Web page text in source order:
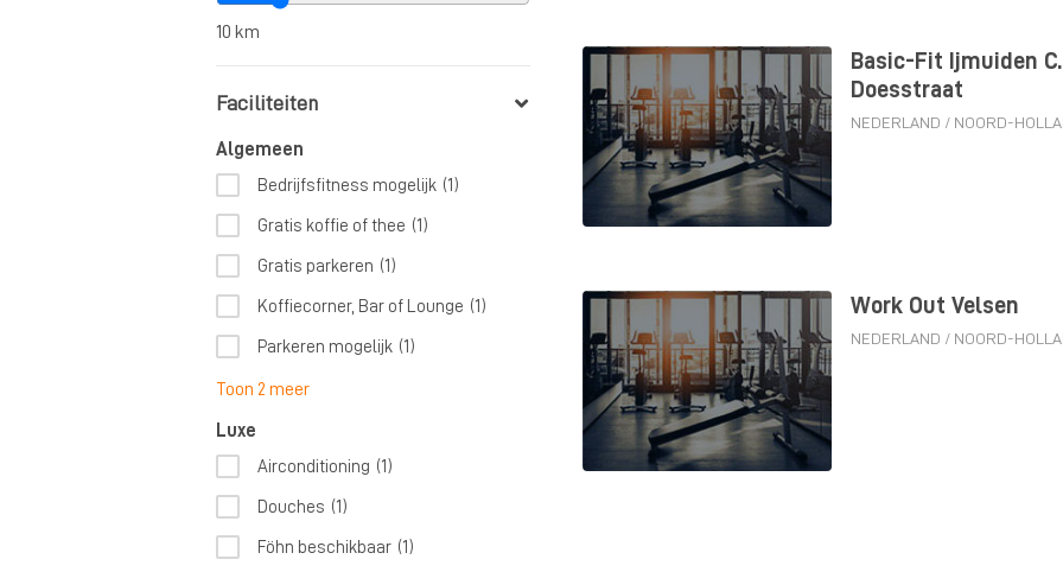
10 km
Faciliteiten
Algemeen
Bedrijfsfitness mogelijk (1)
Gratis koffie of thee (1)
Gratis parkeren (1)
Koffiecorner, Bar of Lounge (1)
Parkeren mogelijk (1)
Toon 2 meer
Luxe
Airconditioning (1)
Douches (1)
Föhn beschikbaar (1)
Basic-Fit Ijmuiden
Doesstraat
NEDERLAND / NOORD-
Work Out Velsen
NEDERLAND / NOORD-